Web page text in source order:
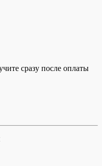
сразу после оплаты